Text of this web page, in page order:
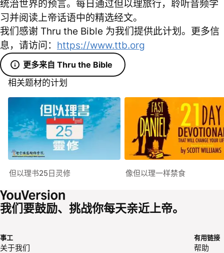
统治世界的预言。每日通过但以理旅行，聆听音频学
习并阅读上帝话语中的精选经文。
我们感谢 Thru the Bible 为我们提供此计划。更多信
息，请访问： https://www.ttb.org
更多来自 Thru the Bible
相关题材的计划
但以理书25日灵修 像但以理一样禁食
我们要鼓励、挑战你每天亲近上帝。
事工
关于我们
有用链接
帮助